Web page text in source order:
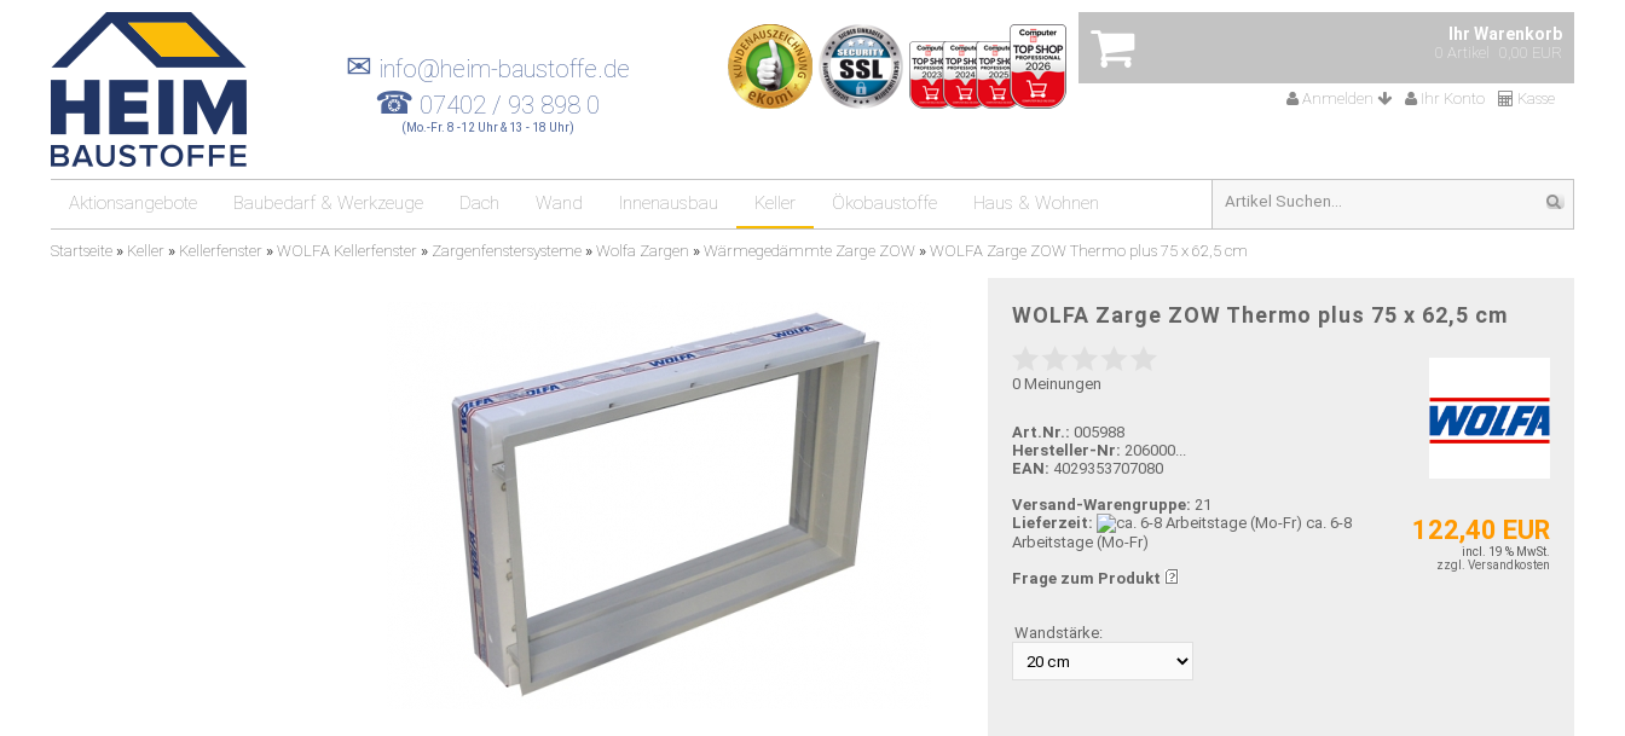
Ihr Warenkorb
0 Artikel 0,00 EUR
Anmelden Ihr Konto Kasse
✉ info@heim-baustoffe.de
☎ 07402 / 93 898 0
(Mo.-Fr. 8 -12 Uhr & 13 - 18 Uhr)
Aktionsangebote Baubedarf & Werkzeuge Dach Wand Innenausbau Keller Ökobaustoffe Haus & Wohnen
Startseite » Keller » Kellerfenster » WOLFA Kellerfenster » Zargenfenstersysteme » Wolfa Zargen » Wärmegedämmte Zarge ZOW » WOLFA Zarge ZOW Thermo plus 75 x 62,5 cm
WOLFA Zarge ZOW Thermo plus 75 x 62,5 cm
0 Meinungen
122,40 EUR
incl. 19 % MwSt.
zzgl. Versandkosten
Art.Nr.: 005988
Hersteller-Nr: 206000...
EAN: 4029353707080
Versand-Warengruppe: 21
Lieferzeit:
ca. 6-8
Arbeitstage (Mo-Fr)
Frage zum Produkt
Wandstärke: